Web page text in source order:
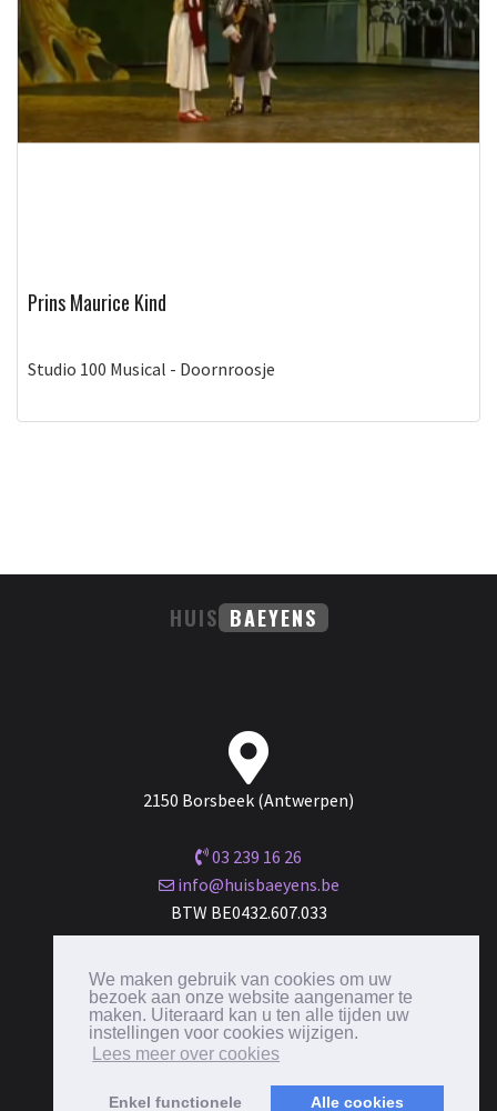
We maken gebruik van cookies om uw
bezoek aan onze website aangenamer te
maken. Uiteraard kan u ten alle tijden uw
instellingen voor cookies wijzigen.
Lees meer over cookies
Enkel functionele Alle cookies
Prins Maurice Kind
Studio 100 Musical - Doornroosje
HUIS BAEYENS
2150 Borsbeek (Antwerpen)
03 239 16 26
info@huisbaeyens.be
BTW BE0432.607.033
Maandag tot zaterdag van 10.00 - 18.00 uur